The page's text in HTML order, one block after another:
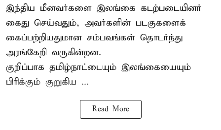
இந்திய மீனவர்களை இலங்கை கடற்படையினர்
கைது செய்வதும், அவர்களின் படகுகளைக்
கைப்பற்றியதுமான சம்பவங்கள் தொடர்ந்து
அரங்கேறி வருகின்றன.
குறிப்பாக தமிழ்நாட்டையும் இலங்கையையும்
பிரிக்கும் குறுகிய ...
Read More